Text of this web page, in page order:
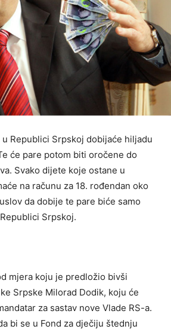
Republici Srpskoj dobijaće hiljadu
će pare potom biti oročene do
Svako dijete koje ostane u
na računu za 18. rođendan oko
da dobije te pare biće samo
Srpskoj.
mjera koju je predložio bivši
Srpske Milorad Dodik, koju će
za sastav nove Vlade RS-a.
bi se u Fond za dječiju štednju